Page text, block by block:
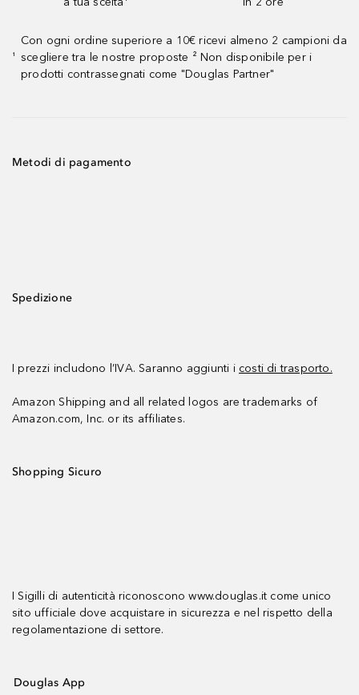
¹
Con ogni ordine superiore a 10€ ricevi almeno 2 campioni da
scegliere tra le nostre proposte ² Non disponibile per i
prodotti contrassegnati come "Douglas Partner"
Metodi di pagamento
Spedizione
I prezzi includono l’IVA. Saranno aggiunti i costi di trasporto.
Amazon Shipping and all related logos are trademarks of
Amazon.com, Inc. or its affiliates.
Shopping Sicuro
I Sigilli di autenticità riconoscono www.douglas.it come unico
sito ufficiale dove acquistare in sicurezza e nel rispetto della
regolamentazione di settore.
Douglas App